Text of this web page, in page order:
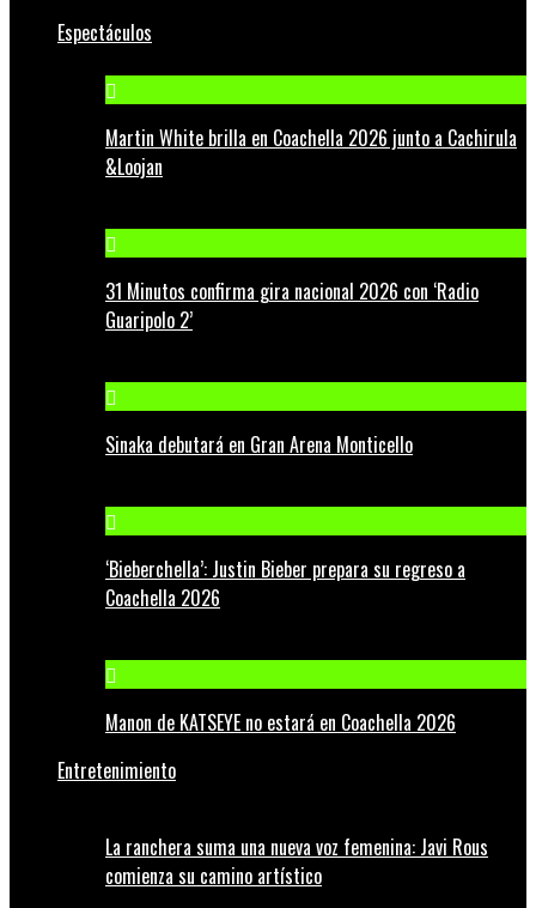
Espectáculos
Martin White brilla en Coachella 2026 junto a Cachirula
&Loojan
31 Minutos confirma gira nacional 2026 con ‘Radio
Guaripolo 2’
Sinaka debutará en Gran Arena Monticello
‘Bieberchella’: Justin Bieber prepara su regreso a
Coachella 2026
Manon de KATSEYE no estará en Coachella 2026
Entretenimiento
La ranchera suma una nueva voz femenina: Javi Rous
comienza su camino artístico